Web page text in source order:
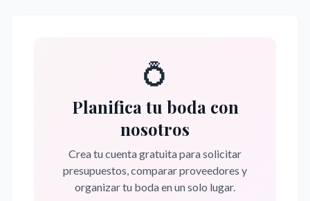
💍
Planifica tu boda con
nosotros
Crea tu cuenta gratuita para solicitar
presupuestos, comparar proveedores y
organizar tu boda en un solo lugar.